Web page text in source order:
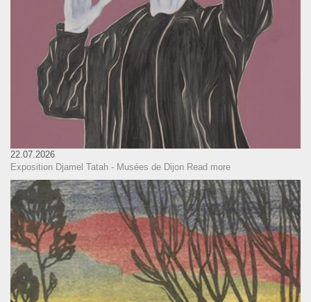
22.07.2026
Exposition Djamel Tatah - Musées de Dijon Read more